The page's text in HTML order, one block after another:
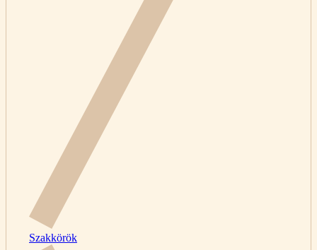
Szakkörök